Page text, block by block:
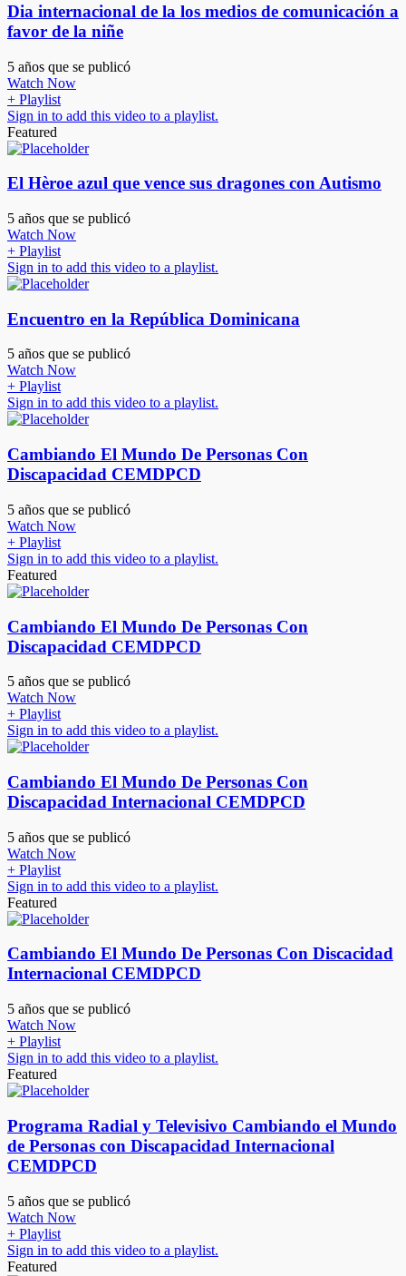
Dia internacional de la los medios de comunicación a
favor de la niñe
5 años que se publicó
Watch Now
+ Playlist
Sign in to add this video to a playlist.
Featured
El Hèroe azul que vence sus dragones con Autismo
5 años que se publicó
Watch Now
+ Playlist
Sign in to add this video to a playlist.
Encuentro en la República Dominicana
5 años que se publicó
Watch Now
+ Playlist
Sign in to add this video to a playlist.
Cambiando El Mundo De Personas Con
Discapacidad CEMDPCD
5 años que se publicó
Watch Now
+ Playlist
Sign in to add this video to a playlist.
Featured
Cambiando El Mundo De Personas Con
Discapacidad CEMDPCD
5 años que se publicó
Watch Now
+ Playlist
Sign in to add this video to a playlist.
Cambiando El Mundo De Personas Con
Discapacidad Internacional CEMDPCD
5 años que se publicó
Watch Now
+ Playlist
Sign in to add this video to a playlist.
Featured
Cambiando El Mundo De Personas Con Discacidad
Internacional CEMDPCD
5 años que se publicó
Watch Now
+ Playlist
Sign in to add this video to a playlist.
Featured
Programa Radial y Televisivo Cambiando el Mundo
de Personas con Discapacidad Internacional
CEMDPCD
5 años que se publicó
Watch Now
+ Playlist
Sign in to add this video to a playlist.
Featured